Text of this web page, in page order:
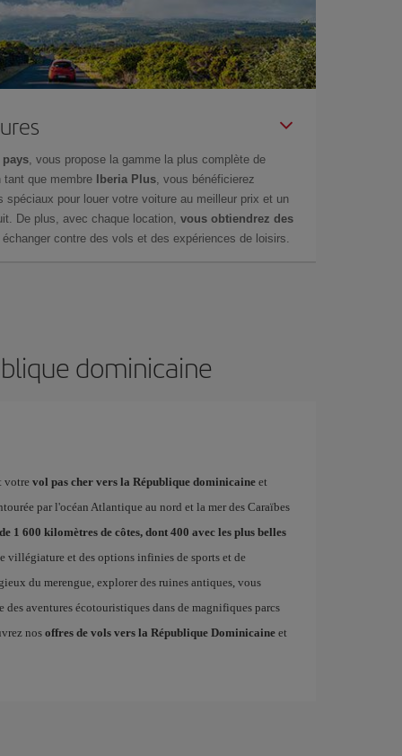
pays , vous propose la gamme la plus complète de
que membre
Iberia Plus , vous bénéficierez
pour louer votre voiture au meilleur prix et un
De plus, avec chaque location, vous obtiendrez des
contre des vols et des expériences de loisirs.
dominicaine
votre vol pas cher vers la République dominicaineet
par l'océan Atlantique au nord et la mer des Caraïbes
1 600 kilomètres de côtes, dont 400 avec les plus belles
villégiature et des options infinies de sports et de
du merengue, explorer des ruines antiques, vous
aventures écotouristiques dans de magnifiques parcs
nos offres de vols vers la République Dominicaineet